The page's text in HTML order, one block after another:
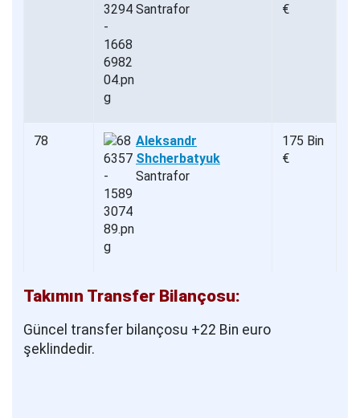
Santrafor
€
78
Aleksandr
Shcherbatyuk
Santrafor
175 Bin
€
Takımın Transfer Bilançosu:
Güncel transfer bilançosu +22 Bin euro
şeklindedir.